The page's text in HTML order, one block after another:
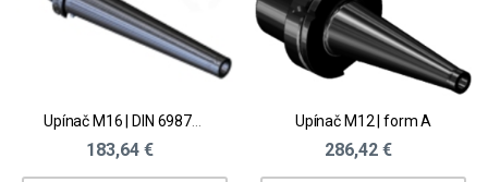
Upínač M16 | DIN 69871 AD
183,64 €
Upínač M12 | form A
286,42 €